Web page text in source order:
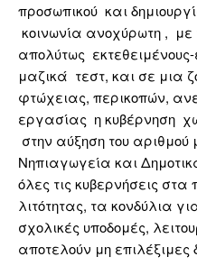
προσωπικού και
κοινωνία ανοχύρωτη , με
απολύτως
μαζικά τεστ, και σε μια
φτώχειας, περικοπών,
εργασίας η κυβέρνηση
στην αύξηση του
Νηπιαγωγεία και
όλες τις κυβερνήσεις στα
λιτότητας, τα κονδύλια
σχολικές υποδομές,
αποτελούν μη